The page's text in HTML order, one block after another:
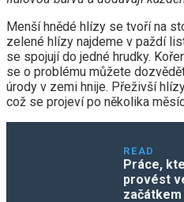
Menší hnědé hlízy se tvoří na
zelené hlízy najdeme v paždí
se spojují do jedné hrudky.
se o problému můžete
úrody v zemi hnije. Přeživší
což se projeví po několika
READ
Práce,
provést